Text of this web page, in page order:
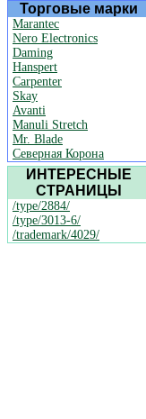
Торговые марки
Marantec
Nero Electronics
Daming
Hanspert
Carpenter
Skay
Avanti
Manuli Stretch
Mr. Blade
Северная Корона
ИНТЕРЕСНЫЕ
СТРАНИЦЫ
/type/2884/
/type/3013-6/
/trademark/4029/